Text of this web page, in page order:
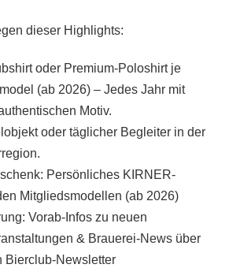
dieser Highlights:
oder Premium-Poloshirt je
(ab 2026) – Jedes Jahr mit
Motiv.
oder täglicher Begleiter in der
Persönliches KIRNER-
Mitgliedsmodellen (ab 2026)
Vorab-Infos zu neuen
& Brauerei-News über
Bierclub-Newsletter